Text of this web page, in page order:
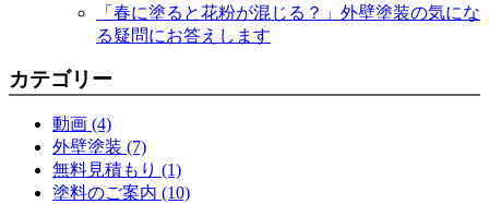
「春に塗ると花粉が混じる？」外壁塗装の気にな
る疑問にお答えします
カテゴリー
動画 (4)
外壁塗装 (7)
無料見積もり (1)
塗料のご案内 (10)